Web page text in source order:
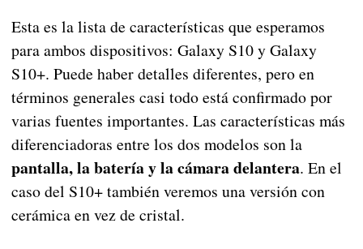
Esta es la lista de características que esperamos
para ambos dispositivos: Galaxy S10 y Galaxy
S10+. Puede haber detalles diferentes, pero en
términos generales casi todo está confirmado por
varias fuentes importantes. Las características más
diferenciadoras entre los dos modelos son la
pantalla, la batería y la cámara delantera. En el
caso del S10+ también veremos una versión con
cerámica en vez de cristal.